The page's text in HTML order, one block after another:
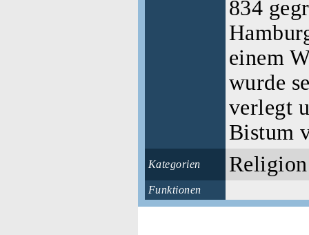
834
einem
wurde
verlegt
Bistum
Kategorien Religion
Funktionen